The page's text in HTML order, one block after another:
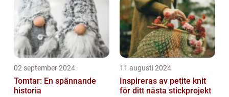
02 september 2024
Tomtar: En spännande
historia
11 augusti 2024
Inspireras av petite knit
för ditt nästa stickprojekt